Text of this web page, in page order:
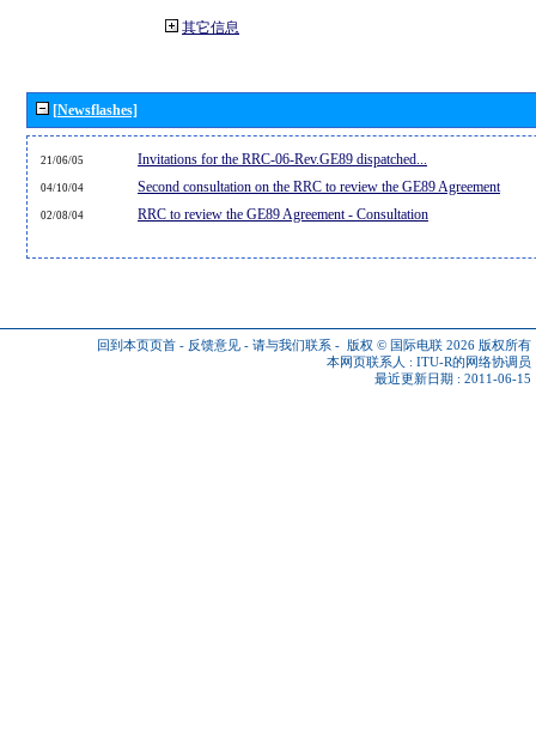
其它信息
[Newsflashes]
21/06/05 Invitations for the RRC-06-Rev.GE89 dispatched...
04/10/04 Second consultation on the RRC to review the GE89 Agreement
02/08/04 RRC to review the GE89 Agreement - Consultation
回到本页页首 - 反馈意见 - 请与我们联系 - 版权 © 国际电联 2026 版权所有
本网页联系人 : ITU-R的网络协调员
最近更新日期 : 2011-06-15